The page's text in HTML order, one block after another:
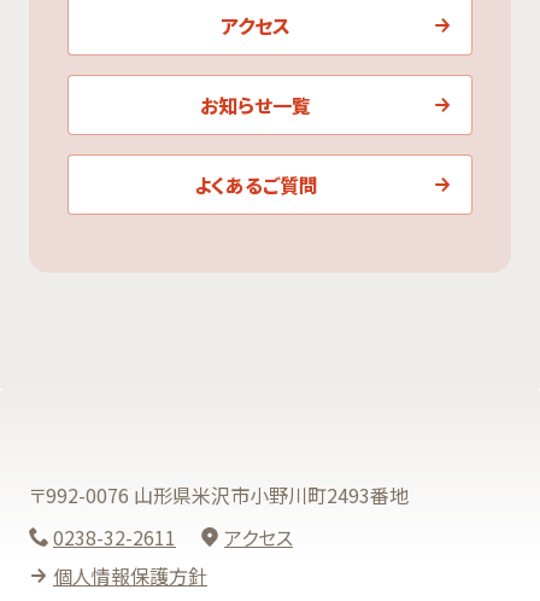
アクセス
お知らせ一覧
よくあるご質問
〒992-0076 山形県米沢市小野川町2493番地
0238-32-2611
アクセス
個人情報保護方針